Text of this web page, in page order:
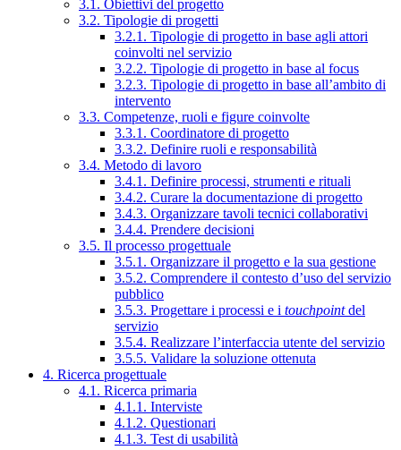
3.1. Obiettivi del progetto
3.2. Tipologie di progetti
3.2.1. Tipologie di progetto in base agli attori
coinvolti nel servizio
3.2.2. Tipologie di progetto in base al focus
3.2.3. Tipologie di progetto in base all’ambito di
intervento
3.3. Competenze, ruoli e figure coinvolte
3.3.1. Coordinatore di progetto
3.3.2. Definire ruoli e responsabilità
3.4. Metodo di lavoro
3.4.1. Definire processi, strumenti e rituali
3.4.2. Curare la documentazione di progetto
3.4.3. Organizzare tavoli tecnici collaborativi
3.4.4. Prendere decisioni
3.5. Il processo progettuale
3.5.1. Organizzare il progetto e la sua gestione
3.5.2. Comprendere il contesto d’uso del servizio
pubblico
3.5.3. Progettare i processi e i touchpointdel
servizio
3.5.4. Realizzare l’interfaccia utente del servizio
3.5.5. Validare la soluzione ottenuta
4. Ricerca progettuale
4.1. Ricerca primaria
4.1.1. Interviste
4.1.2. Questionari
4.1.3. Test di usabilità